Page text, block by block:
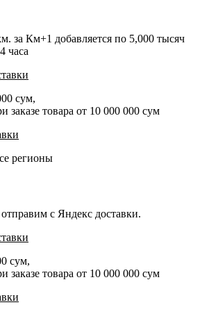
за Км+1 добавляется по 5,000 тысяч
часа
сум,
заказе товара от 10 000 000 сум
регионы
с Яндекс доставки.
сум,
заказе товара от 10 000 000 сум